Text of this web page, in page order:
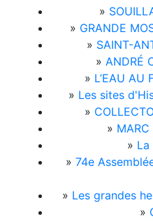
»
» GRANDE
» SAINT-
» ANDRÉ
» L’EAU AU
» Les sites
»
»
» La
» 74e
» Les grandes
»